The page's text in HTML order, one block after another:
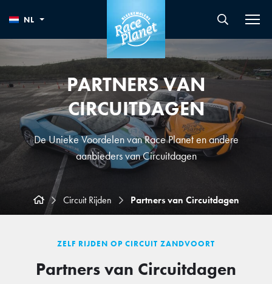
NL
PARTNERS VAN
CIRCUITDAGEN
De Unieke Voordelen van Race Planet en andere
aanbieders van Circuitdagen
Circuit Rijden Partners van Circuitdagen
ZELF RIJDEN OP CIRCUIT ZANDVOORT
Partners van Circuitdagen